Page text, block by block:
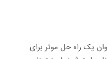
یک راه حل موثر برای